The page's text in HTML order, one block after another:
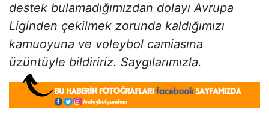
destek bulamadığımızdan dolayı Avrupa
Liginden çekilmek zorunda kaldığımızı
kamuoyuna ve voleybol camiasına
üzüntüyle bildiririz. Saygılarımızla.